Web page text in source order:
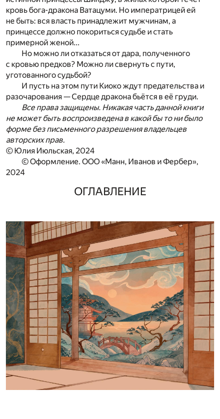
кровь бога-дракона Ватацуми. Но импера­трицей ей
не быть: вся власть принадлежит мужчинам, а
принцессе должно покориться судьбе и стать
примерной женой...
Но можно ли отказаться от дара, полученного
с кровью предков? Можно ли свернуть с пути,
уготованного судьбой?
И пусть на этом пути Киоко ждут предательства и
разочарования — Сердце дракона бьётся в её груди.
Все права защищены. Никакая часть данной книги
не может быть воспроизведена в какой бы то ни было
форме без письменного разрешения владельцев
авторских прав.
© Юлия Июльская, 2024
© Оформление. ООО «Манн, Иванов и Фербер»,
2024
ОГЛАВЛЕНИЕ